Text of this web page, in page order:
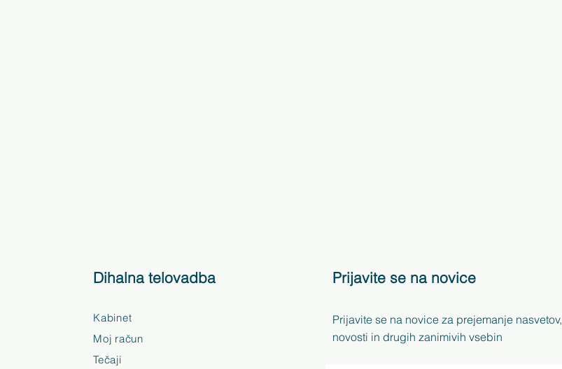
Dihalna telovadba
Kabinet
Moj račun
Tečaji
Prijavite se na novice
Prijavite se na novice za prejemanje nasvetov,
novosti in drugih zanimivih vsebin